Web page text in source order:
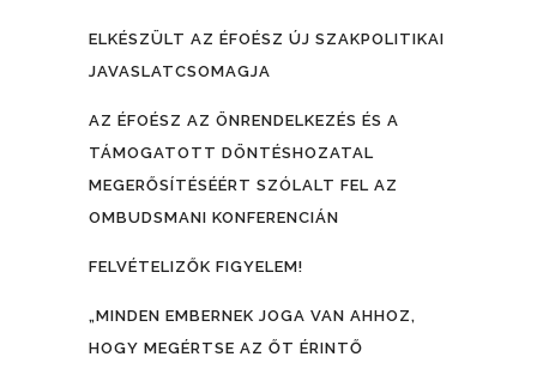
ELKÉSZÜLT AZ ÉFOÉSZ ÚJ SZAKPOLITIKAI
JAVASLATCSOMAGJA
AZ ÉFOÉSZ AZ ÖNRENDELKEZÉS ÉS A
TÁMOGATOTT DÖNTÉSHOZATAL
MEGERŐSÍTÉSÉÉRT SZÓLALT FEL AZ
OMBUDSMANI KONFERENCIÁN
FELVÉTELIZŐK FIGYELEM!
„MINDEN EMBERNEK JOGA VAN AHHOZ,
HOGY MEGÉRTSE AZ ŐT ÉRINTŐ